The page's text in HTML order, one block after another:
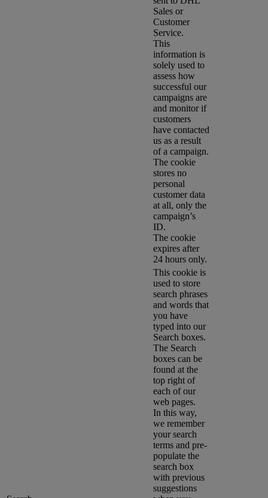
Sales or
Customer
Service.
This
information is
solely used to
assess how
successful our
campaigns are
and monitor if
customers
have contacted
us as a result
of a campaign.
The cookie
stores no
personal
customer data
at all, only the
campaign’s
ID.
The cookie
expires after
24 hours only.
This cookie is
used to store
search phrases
and words that
you have
typed into our
Search boxes.
The Search
boxes can be
found at the
top right of
each of our
web pages.
In this way,
we remember
your search
terms and pre-
populate the
search box
with previous
suggestions